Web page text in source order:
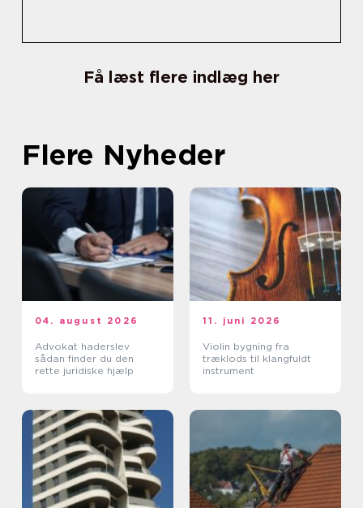
Få læst flere indlæg her
Flere Nyheder
04. august 2026
Advokat haderslev
sådan finder du den
rette juridiske hjælp
11. juni 2026
Violin bygning fra
træklods til klangfuldt
instrument